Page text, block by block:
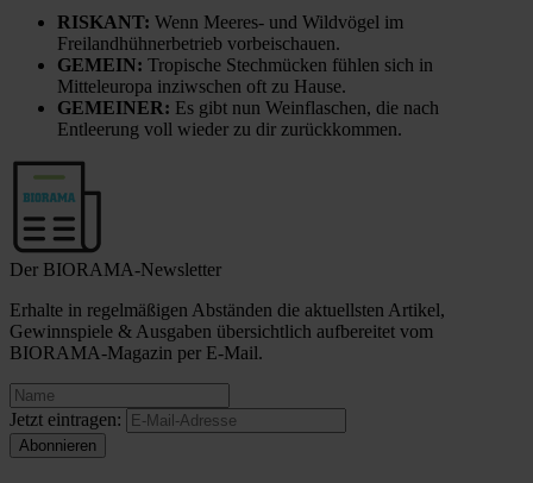
RISKANT: Wenn Meeres- und Wildvögel im
Freilandhühnerbetrieb vorbeischauen.
GEMEIN: Tropische Stechmücken fühlen sich in
Mitteleuropa inziwschen oft zu Hause.
GEMEINER: Es gibt nun Weinflaschen, die nach
Entleerung voll wieder zu dir zurückkommen.
Der BIORAMA-Newsletter
Erhalte in regelmäßigen Abständen die aktuellsten Artikel,
Gewinnspiele & Ausgaben übersichtlich aufbereitet vom
BIORAMA-Magazin per E-Mail.
Jetzt eintragen: